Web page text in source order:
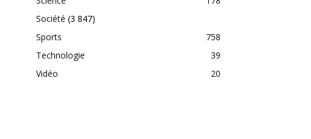
Société (3 847)
Sports
758
Technologie
39
Vidéo
20